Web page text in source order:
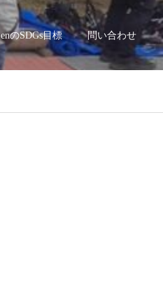
enのSDGs目標 問い合わせ